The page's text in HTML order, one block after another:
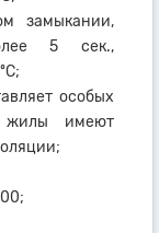
замыкании,
5 сек.,
особых
жилы имеют